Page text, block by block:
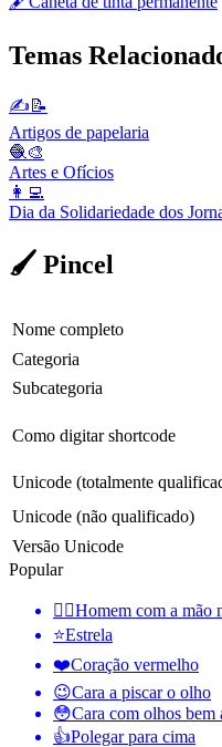
Temas
✍📝
Artigos de papelaria
🧶🎨
Artes e Ofícios
👩‍💻
Dia da Solidariedade dos
🖌️ Pincel
Nome completo
Categoria
Subcategoria
Como digitar shortcode
Unicode (totalmente
Unicode (não qualificado)
Versão Unicode
Popular
🤦‍♂️Homem com a mão
⭐Estrela
❤️Coração vermelho
😉Cara a piscar o olho
😳Cara com olhos bem
👍Polegar para cima